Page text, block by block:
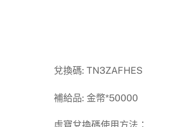
兌換碼: TN3ZAFHES
補給品: 金幣*50000